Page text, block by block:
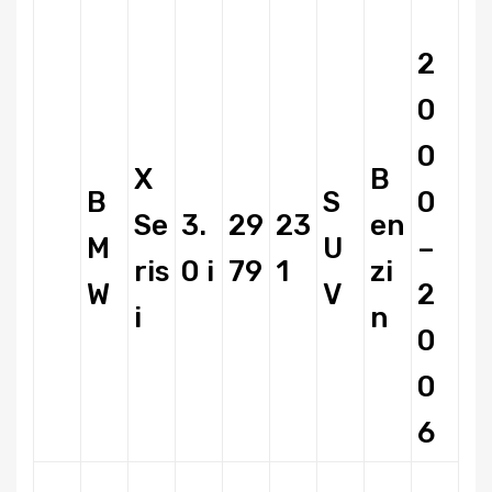
B
M
W
X
Se
ris
i
3.
0 i
29
79
23
1
S
U
V
B
en
zi
n
2
0
0
0
–
2
0
0
6